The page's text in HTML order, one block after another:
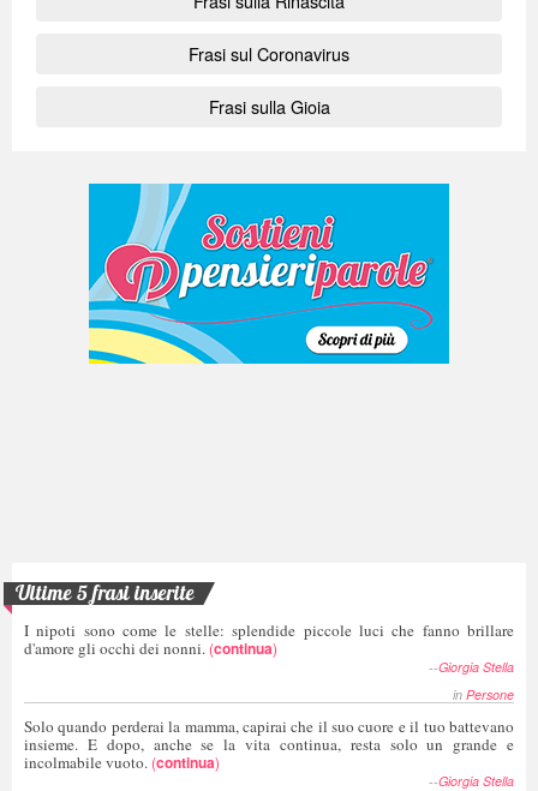
Frasi sul Coronavirus
Frasi sulla Gioia
Ultime 5 frasi inserite
I nipoti sono come le stelle: splendide piccole luci che fanno brillare
d'amore gli occhi dei nonni. (continua)
--Giorgia Stella
in Persone
Solo quando perderai la mamma, capirai che il suo cuore e il tuo battevano
insieme. E dopo, anche se la vita continua, resta solo un grande e
incolmabile vuoto. (continua)
--Giorgia Stella